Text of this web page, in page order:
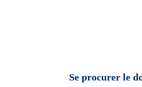
Se procurer le